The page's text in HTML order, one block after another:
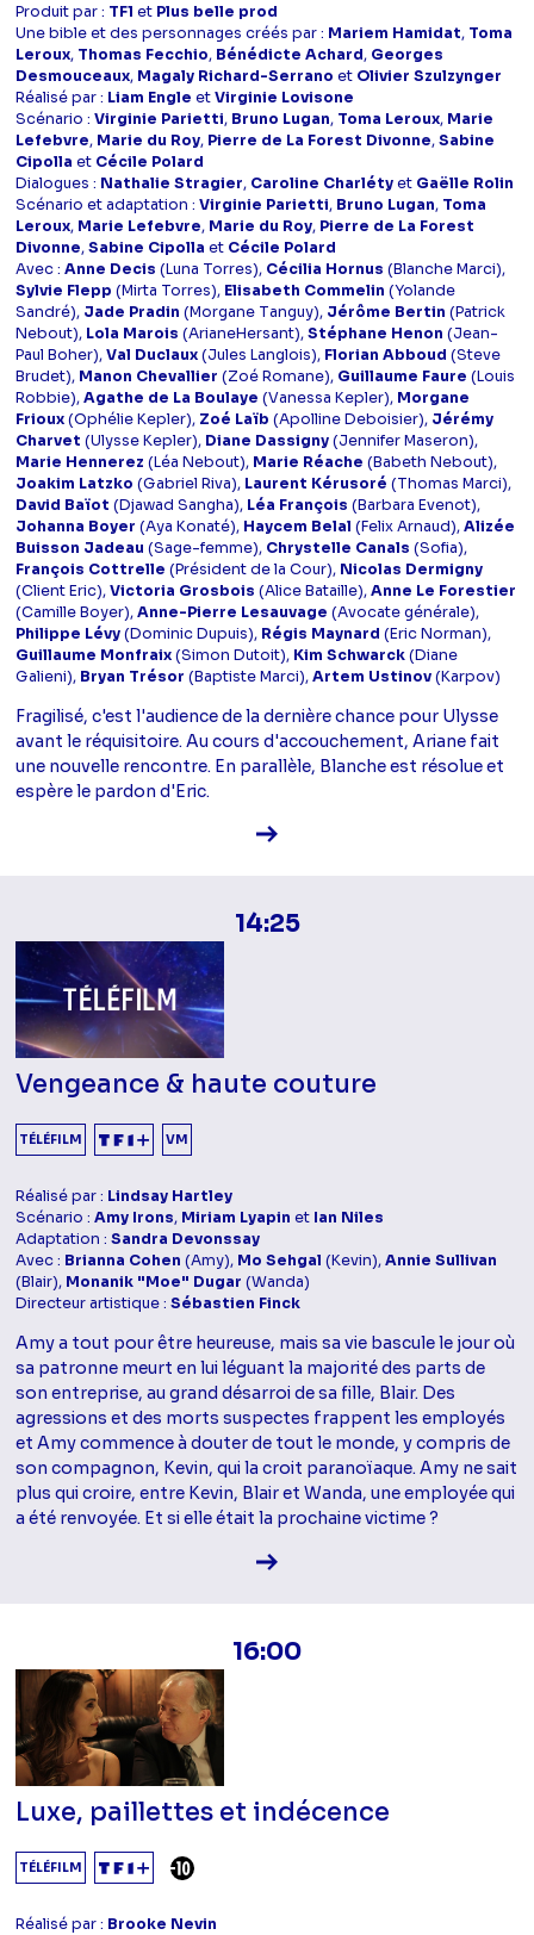
Produit par : TF1 et Plus belle prod
Une bible et des personnages créés par : Mariem Hamidat, Toma
Leroux, Thomas Fecchio, Bénédicte Achard, Georges
Desmouceaux, Magaly Richard-Serrano et Olivier Szulzynger
Réalisé par : Liam Engle etVirginie Lovisone
Scénario :Virginie Parietti, Bruno Lugan, Toma Leroux, Marie
Lefebvre, Marie du Roy, Pierre de La Forest Divonne,Sabine
Cipolla et Cécile Polard
Dialogues : Nathalie Stragier, Caroline Charlétyet Gaëlle Rolin
Scénario et adaptation :Virginie Parietti, Bruno Lugan, Toma
Leroux, Marie Lefebvre, Marie du Roy, Pierre de La Forest
Divonne,Sabine Cipolla et Cécile Polard
Avec :Anne Decis (Luna Torres), Cécilia Hornus (Blanche Marci),
Sylvie Flepp (Mirta Torres), Elisabeth Commelin (Yolande
Sandré), Jade Pradin (Morgane Tanguy), Jérôme Bertin (Patrick
Nebout), Lola Marois (ArianeHersant),Stéphane Henon (Jean-
Paul Boher),Val Duclaux(Jules Langlois), Florian Abboud (Steve
Brudet), Manon Chevallier (Zoé Romane), Guillaume Faure (Louis
Robbie),Agathe de La Boulaye (Vanessa Kepler), Morgane
Frioux(Ophélie Kepler), Zoé Laïb (Apolline Deboisier), Jérémy
Charvet (Ulysse Kepler), Diane Dassigny(Jennifer Maseron),
Marie Hennerez (Léa Nebout), Marie Réache (Babeth Nebout),
Joakim Latzko (Gabriel Riva), Laurent Kérusoré (Thomas Marci),
David Baïot (Djawad Sangha), Léa François (Barbara Evenot),
Johanna Boyer (Aya Konaté), Haycem Belal (Felix Arnaud),Alizée
Buisson Jadeau (Sage-femme), Chrystelle Canals (Sofia),
François Cottrelle (Président de la Cour), Nicolas Dermigny
(Client Eric),Victoria Grosbois (Alice Bataille),Anne Le Forestier
(Camille Boyer),Anne-Pierre Lesauvage (Avocate générale),
Philippe Lévy(Dominic Dupuis), Régis Maynard (Eric Norman),
Guillaume Monfraix(Simon Dutoit), Kim Schwarck(Diane
Galieni), Bryan Trésor (Baptiste Marci),Artem Ustinov(Karpov)
Fragilisé, c'est l'audience de la dernière chance pour Ulysse
avant le réquisitoire. Au cours d'accouchement, Ariane fait
une nouvelle rencontre. En parallèle, Blanche est résolue et
espère le pardon d'Eric.
Voir la fiche diffusion
14:25
Vengeance & haute couture
TÉLÉFILM VM
Réalisé par : Lindsay Hartley
Scénario :Amy Irons, Miriam Lyapin et Ian Niles
Adaptation :Sandra Devonssay
Avec : Brianna Cohen (Amy), Mo Sehgal (Kevin),Annie Sullivan
(Blair), Monanik "Moe" Dugar (Wanda)
Directeur artistique :Sébastien Finck
Amy a tout pour être heureuse, mais sa vie bascule le jour où
sa patronne meurt en lui léguant la majorité des parts de
son entreprise, au grand désarroi de sa fille, Blair. Des
agressions et des morts suspectes frappent les employés
et Amy commence à douter de tout le monde, y compris de
son compagnon, Kevin, qui la croit paranoïaque. Amy ne sait
plus qui croire, entre Kevin, Blair et Wanda, une employée qui
a été renvoyée. Et si elle était la prochaine victime ?
Voir la fiche diffusion
16:00
Luxe, paillettes et indécence
TÉLÉFILM
Réalisé par : Brooke Nevin